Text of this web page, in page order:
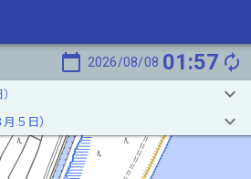
calendar_today 2026/08/08 01:57 autorenew
keyboard_arrow_down
５日） keyboard_arrow_down